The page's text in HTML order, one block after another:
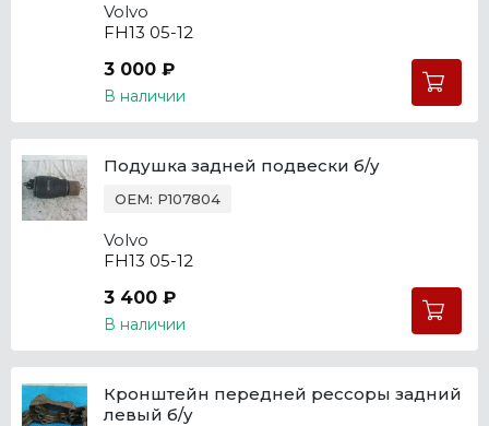
Volvo
FH13 05-12
3 000 ₽
В наличии
Подушка задней подвески б/у
OEM: P107804
Volvo
FH13 05-12
3 400 ₽
В наличии
Кронштейн передней рессоры задний
левый б/у